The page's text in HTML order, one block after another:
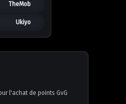
TheMob
Ukiyo
l'achat de points GvG